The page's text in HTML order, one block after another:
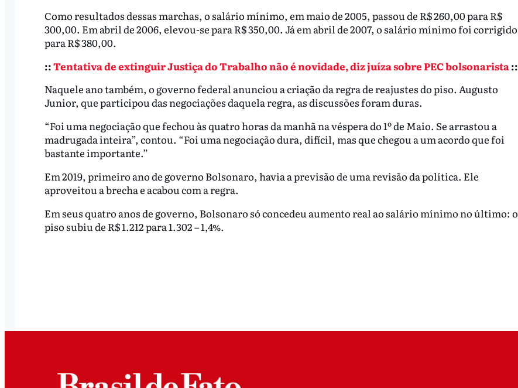
Como resultados dessas marchas, o salário mínimo, em maio de 2005, passou de R$ 260,00 para R$
300,00. Em abril de 2006, elevou-se para R$ 350,00. Já em abril de 2007, o salário mínimo foi corrigido
para R$ 380,00.
::Tentativa de extinguir Justiça do Trabalho não é novidade, diz juíza sobre PEC bolsonarista::
Naquele ano também, o governo federal anunciou a criação da regra de reajustes do piso. Augusto
Junior, que participou das negociações daquela regra, as discussões foram duras.
“Foi uma negociação que fechou às quatro horas da manhã na véspera do 1º de Maio. Se arrastou a
madrugada inteira”, contou. “Foi uma negociação dura, difícil, mas que chegou a um acordo que foi
bastante importante.”
Em 2019, primeiro ano de governo Bolsonaro, havia a previsão de uma revisão da política. Ele
aproveitou a brecha e acabou com a regra.
Em seus quatro anos de governo, Bolsonaro só concedeu aumento real ao salário mínimo no último: o
piso subiu de R$ 1.212 para 1.302 – 1,4%.